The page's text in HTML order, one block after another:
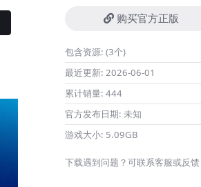
购买官方正版
包含资源: (3个)
最近更新: 2026-06-01
累计销量: 444
官方发布日期: 未知
游戏大小: 5.09GB
下载遇到问题？可联系客服或反馈